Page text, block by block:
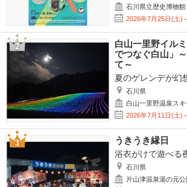
石川県立歴史博物館
2026年7月25日(土)
白山一里野イル
でつなぐ白山」
て～
夏のゲレンデが幻
石川県
白山一里野温泉スキ
2026年7月11日(土)
うきうき縁日
浴衣がけで遊べる
石川県
片山津温泉湯の元公